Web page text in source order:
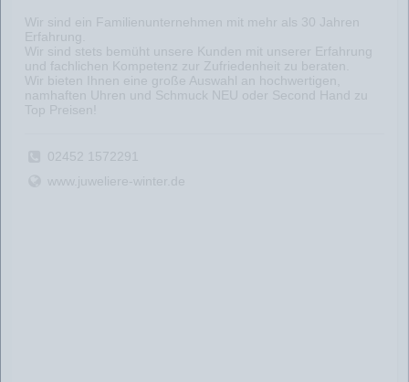
Wir sind ein Familienunternehmen mit mehr als 30 Jahren
Erfahrung.
Wir sind stets bemüht unsere Kunden mit unserer Erfahrung
und fachlichen Kompetenz zur Zufriedenheit zu beraten.
Wir bieten Ihnen eine große Auswahl an hochwertigen,
namhaften Uhren und Schmuck NEU oder Second Hand zu
Top Preisen!
02452 1572291
www.juweliere-winter.de